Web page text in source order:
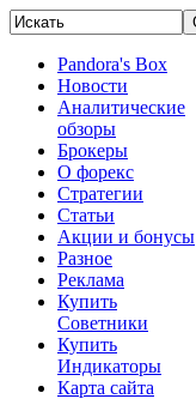
Pandora's Box
Новости
Аналитические
обзоры
Брокеры
О форекс
Стратегии
Статьи
Акции и бонусы
Разное
Реклама
Купить
Советники
Купить
Индикаторы
Карта сайта